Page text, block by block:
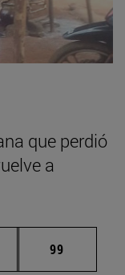
que perdió
a
intermedias
Página
99